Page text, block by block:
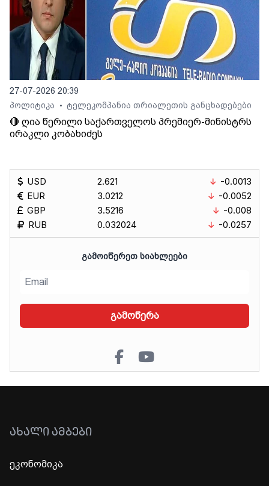
27-07-2026 20:39
პოლიტიკა
• ტელეკომპანია თრიალეთის განცხადებები
🔴 ღია წერილი საქართველოს პრემიერ-მინისტრს
ირაკლი კობახიძეს
USD
EUR
GBP
RUB
2.621
3.0212
3.5216
0.032024
-0.0013
-0.0052
-0.008
-0.0257
ᲒᲐᲛᲝᲘᲬᲔᲠᲔᲗ ᲡᲘᲐᲮᲚᲔᲔᲑᲘ
გამოწერა
ᲐᲮᲐᲚᲘ ᲐᲛᲑᲔᲑᲘ
ეკონომიკა